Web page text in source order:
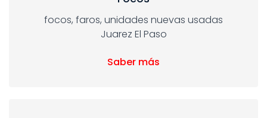
focos, faros, unidades nuevas usadas
Juarez El Paso
Saber más